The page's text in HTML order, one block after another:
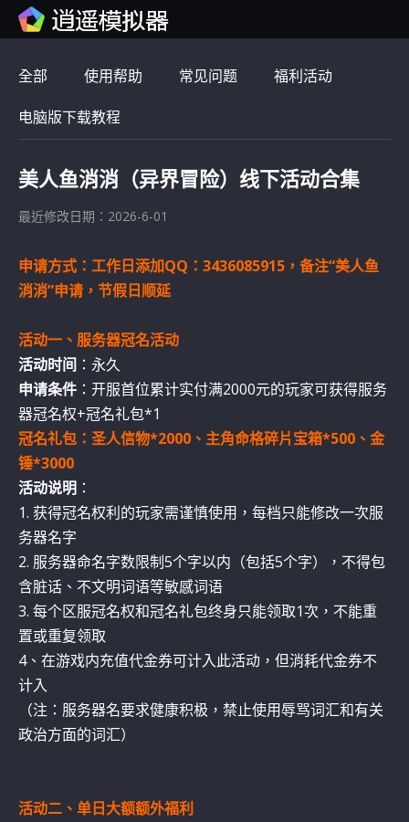
全部 使用帮助 常见问题 福利活动
电脑版下载教程
美人鱼消消（异界冒险）线下活动合集
最近修改日期：2026-6-01
申请方式：工作日添加QQ：3436085915，备注“美人鱼
消消”申请，节假日顺延
活动一、服务器冠名活动
活动时间 ：永久
申请条件 ：开服首位累计实付满2000元的玩家可获得服务
器冠名权+冠名礼包*1
冠名礼包：圣人信物*2000、主角命格碎片宝箱*500、金
锤*3000
活动说明 ：
1. 获得冠名权利的玩家需谨慎使用，每档只能修改一次服
务器名字
2. 服务器命名字数限制5个字以内（包括5个字），不得包
含脏话、不文明词语等敏感词语
3. 每个区服冠名权和冠名礼包终身只能领取1次，不能重
置或重复领取
4、在游戏内充值代金券可计入此活动，但消耗代金券不
计入
（注：服务器名要求健康积极，禁止使用辱骂词汇和有关
政治方面的词汇）
活动二、单日大额额外福利